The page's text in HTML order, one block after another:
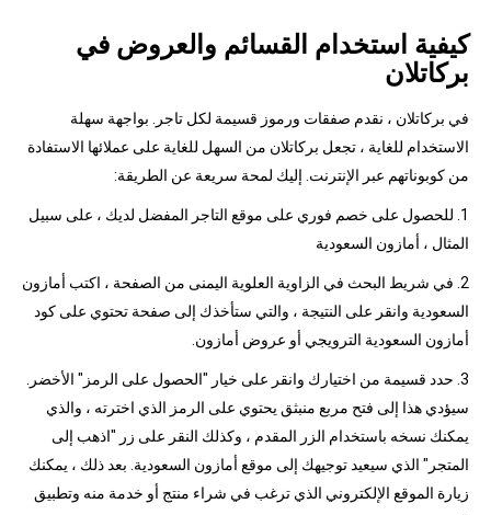
كيفية استخدام القسائم والعروض في
بركاتلان
في بركاتلان ، نقدم صفقات ورموز قسيمة لكل تاجر. بواجهة سهلة
الاستخدام للغاية ، تجعل بركاتلان من السهل للغاية على عملائها الاستفادة
من كوبوناتهم عبر الإنترنت. إليك لمحة سريعة عن الطريقة:
1. للحصول على خصم فوري على موقع التاجر المفضل لديك ، على سبيل
المثال ، أمازون السعودية
2. في شريط البحث في الزاوية العلوية اليمنى من الصفحة ، اكتب أمازون
السعودية وانقر على النتيجة ، والتي ستأخذك إلى صفحة تحتوي على كود
أمازون السعودية الترويجي أو عروض أمازون.
3. حدد قسيمة من اختيارك وانقر على خيار "الحصول على الرمز" الأخضر.
سيؤدي هذا إلى فتح مربع منبثق يحتوي على الرمز الذي اخترته ، والذي
يمكنك نسخه باستخدام الزر المقدم ، وكذلك النقر على زر "اذهب إلى
المتجر" الذي سيعيد توجيهك إلى موقع أمازون السعودية. بعد ذلك ، يمكنك
زيارة الموقع الإلكتروني الذي ترغب في شراء منتج أو خدمة منه وتطبيق